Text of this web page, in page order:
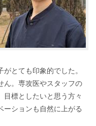
とても印象的でした。
ん。専攻医やスタッフの
目標としたいと思う方々
ーションも自然に上がる